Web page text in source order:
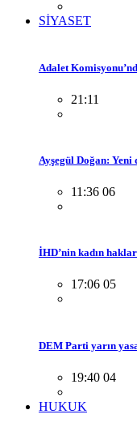
SİYASET
Adalet
21:11
Ayşegül Doğan: Yeni
11:36 06
İHD’nin kadın
17:06 05
DEM Parti yarın
19:40 04
HUKUK